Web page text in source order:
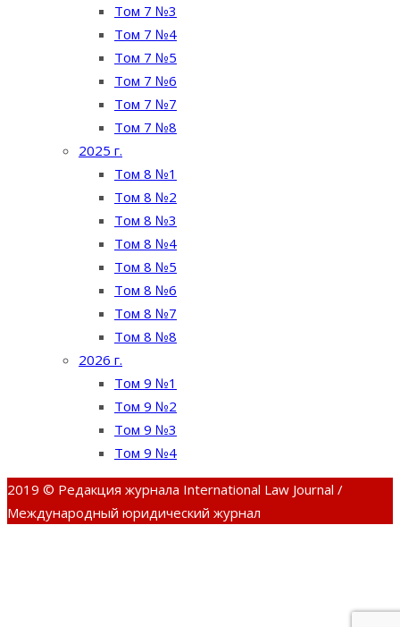
Том 7 №3
Том 7 №4
Том 7 №5
Том 7 №6
Том 7 №7
Том 7 №8
2025 г.
Том 8 №1
Том 8 №2
Том 8 №3
Том 8 №4
Том 8 №5
Том 8 №6
Том 8 №7
Том 8 №8
2026 г.
Том 9 №1
Том 9 №2
Том 9 №3
Том 9 №4
2019 © Редакция журнала International Law Journal /
Международный юридический журнал